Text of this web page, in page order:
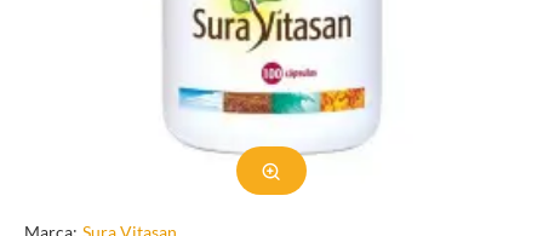
Marca: Sura Vitasan